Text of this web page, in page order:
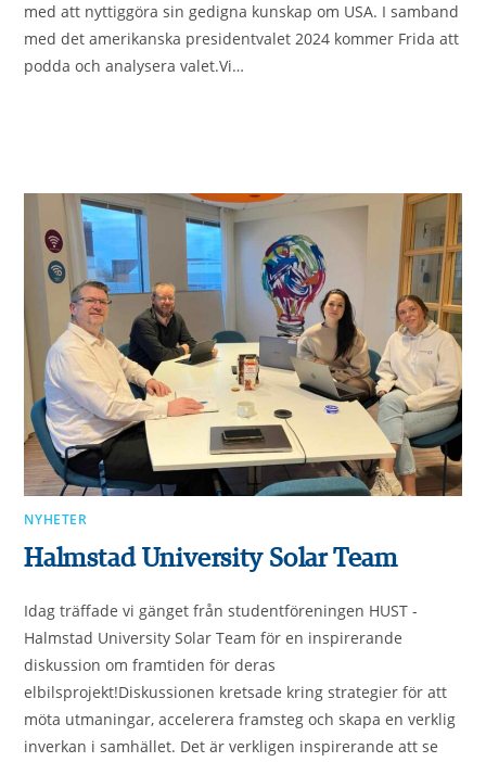
med att nyttiggöra sin gedigna kunskap om USA. I samband
med det amerikanska presidentvalet 2024 kommer Frida att
podda och analysera valet.Vi…
NYHETER
Halmstad University Solar Team
Idag träffade vi gänget från studentföreningen HUST -
Halmstad University Solar Team för en inspirerande
diskussion om framtiden för deras
elbilsprojekt!Diskussionen kretsade kring strategier för att
möta utmaningar, accelerera framsteg och skapa en verklig
inverkan i samhället. Det är verkligen inspirerande att se